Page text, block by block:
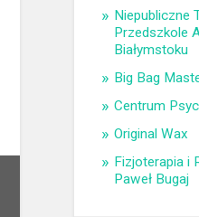
Niepubliczne
Przedszkole
Białymstoku
Big Bag
Centrum
Original Wax
Fizjoterapia i
Paweł Bugaj